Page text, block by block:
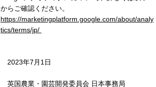
からご確認ください。
https://marketingplatform.google.com/about/analy
tics/terms/jp/
2023年7月1日
英国農業・園芸開発委員会 日本事務局